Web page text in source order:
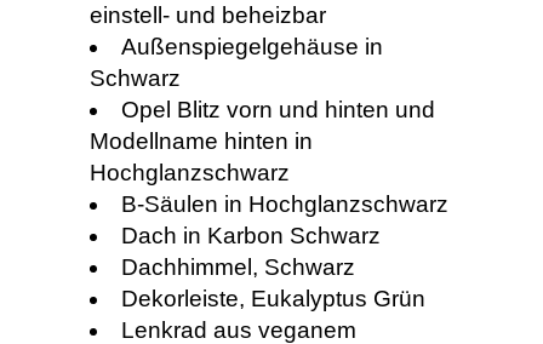
einstell- und beheizbar
Außenspiegelgehäuse in
Schwarz
Opel Blitz vorn und hinten und
Modellname hinten in
Hochglanzschwarz
B-Säulen in Hochglanzschwarz
Dach in Karbon Schwarz
Dachhimmel, Schwarz
Dekorleiste, Eukalyptus Grün
Lenkrad aus veganem